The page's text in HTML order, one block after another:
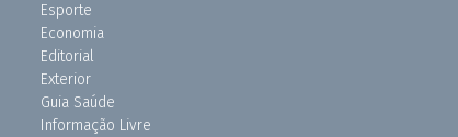
Esporte
Economia
Editorial
Exterior
Guia Saúde
Informação Livre